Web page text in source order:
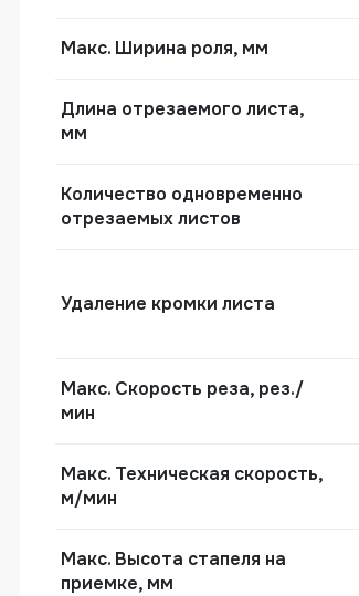
Система ввода
Mакс. Ширина роля, мм
Длина отрезаемого листа,
мм
Количество одновременно
отрезаемых листов
Удаление кромки листа
Mакс. Скорость реза, рез./
мин
Mакс. Техническая скорость,
м/мин
Mакс. Высота стапеля на
приемке, мм